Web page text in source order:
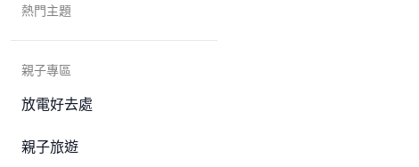
熱門主題
親子專區
放電好去處
親子旅遊